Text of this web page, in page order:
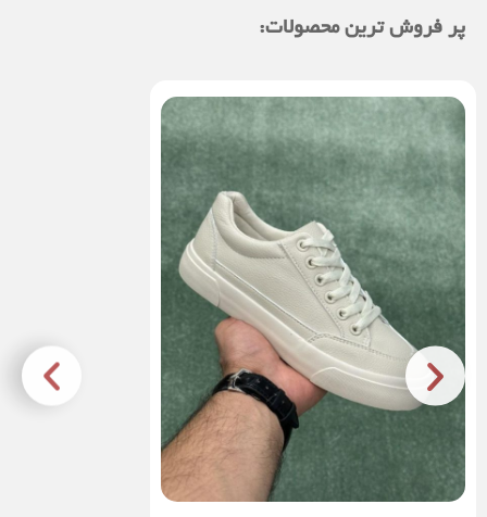
پر فروش ترین محصولات: